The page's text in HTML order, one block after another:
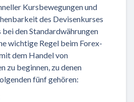
Kursbewegungen und
des Devisenkurses
den Standardwährungen
wichtige Regel beim Forex-
dem Handel von
zu beginnen, zu denen
fünf gehören: